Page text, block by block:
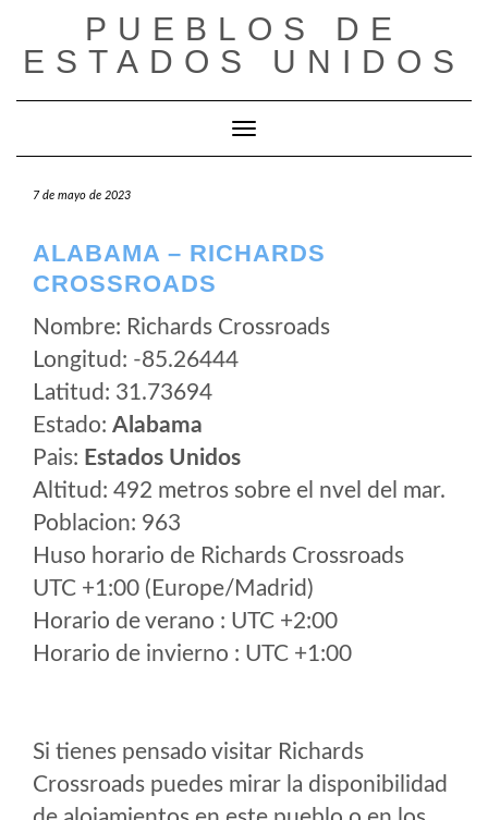
contenido
PUEBLOS DE
ESTADOS UNIDOS
Cambiar modo de navegación
7 de mayo de 2023
ALABAMA – RICHARDS
CROSSROADS
Nombre: Richards Crossroads
Longitud: -85.26444
Latitud: 31.73694
Estado: Alabama
Pais: Estados Unidos
Altitud: 492 metros sobre el nvel del mar.
Poblacion: 963
Huso horario de Richards Crossroads
UTC +1:00 (Europe/Madrid)
Horario de verano : UTC +2:00
Horario de invierno : UTC +1:00
Si tienes pensado visitar Richards
Crossroads puedes mirar la disponibilidad